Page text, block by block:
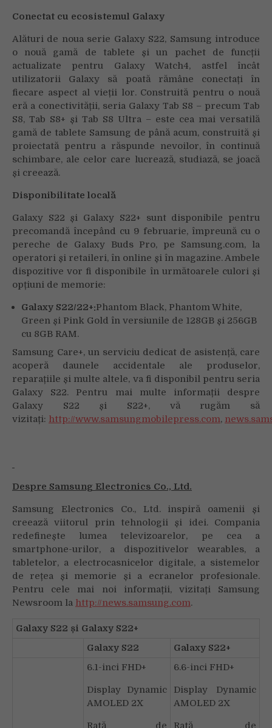
Conectat cu ecosistemul Galaxy
Alături de noua serie Galaxy S22, Samsung introduce
o nouă gamă de tablete și un pachet de funcții
actualizate pentru Galaxy Watch4, astfel încât
utilizatorii Galaxy să poată rămâne conectați în
fiecare aspect al vieții lor. Construită pentru o nouă
eră a conectivității, seria Galaxy Tab S8 – precum Tab
S8, Tab S8+ și Tab S8 Ultra – este cea mai versatilă
gamă de tablete Samsung de până acum, construită și
proiectată pentru a răspunde nevoilor, în continuă
schimbare, ale celor care lucrează, studiază, se joacă
și creează.
Disponibilitate locală
Galaxy S22 și Galaxy S22+ sunt disponibile pentru
precomandă începând cu 9 februarie, împreună cu o
pereche de Galaxy Buds Pro, pe Samsung.com, la
operatori și retaileri, în online și în magazine. Ambele
dispozitive vor fi disponibile în următoarele culori și
opțiuni de memorie:
Galaxy S22/22+:Phantom Black, Phantom White,
Green și Pink Gold în versiunile de 128GB și 256GB
cu 8GB RAM.
Samsung Care+, un serviciu dedicat de asistență, care
acoperă daunele accidentale ale produselor,
reparațiile și multe altele, va fi disponibil pentru seria
Galaxy S22. Pentru mai multe informații despre
Galaxy S22 și S22+, vă rugăm să
vizitați: http://www.samsungmobilepress.com,
Despre Samsung Electronics Co., Ltd.
Samsung Electronics Co., Ltd. inspiră oamenii și
creează viitorul prin tehnologii și idei. Compania
redefinește lumea televizoarelor, pe cea a
smartphone-urilor, a dispozitivelor wearables, a
tabletelor, a electrocasnicelor digitale, a sistemelor
de rețea și memorie și a ecranelor profesionale.
Pentru cele mai noi informații, vizitați Samsung
Newsroom la http://news.samsung.com.
Galaxy S22 și Galaxy S22+
Galaxy S22
Galaxy S22+
6.1-inci FHD+
Display Dynamic
AMOLED 2X
Rată de
6.6-inci FHD+
Display Dynamic
AMOLED 2X
Rată de